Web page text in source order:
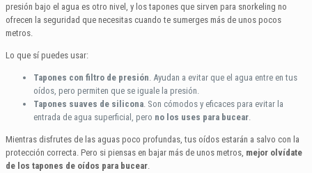
presión bajo el agua es otro nivel, y los tapones que sirven para snorkeling no
ofrecen la seguridad que necesitas cuando te sumerges más de unos pocos
metros.
Lo que sí puedes usar:
Tapones con filtro de presión. Ayudan a evitar que el agua entre en tus
oídos, pero permiten que se iguale la presión.
Tapones suaves de silicona. Son cómodos y eficaces para evitar la
entrada de agua superficial, pero no los uses para bucear.
Mientras disfrutes de las aguas poco profundas, tus oídos estarán a salvo con la
protección correcta. Pero si piensas en bajar más de unos metros, mejor olvídate
de los tapones de oídos para bucear.